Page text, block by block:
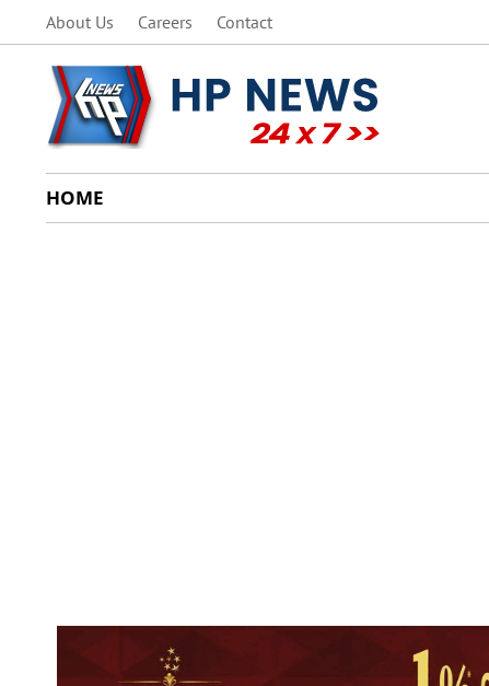
About Us Careers Contact
HOME